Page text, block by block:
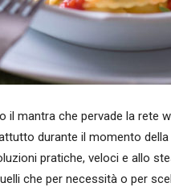
il mantra che pervade la rete
durante il momento
pratiche, veloci e allo
che per necessità o per